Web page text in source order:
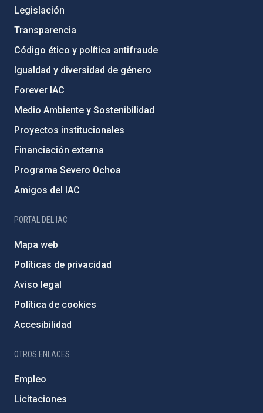
Legislación
Transparencia
Código ético y política antifraude
Igualdad y diversidad de género
Forever IAC
Medio Ambiente y Sostenibilidad
Proyectos institucionales
Financiación externa
Programa Severo Ochoa
Amigos del IAC
PORTAL DEL IAC
Mapa web
Políticas de privacidad
Aviso legal
Política de cookies
Accesibilidad
OTROS ENLACES
Empleo
Licitaciones